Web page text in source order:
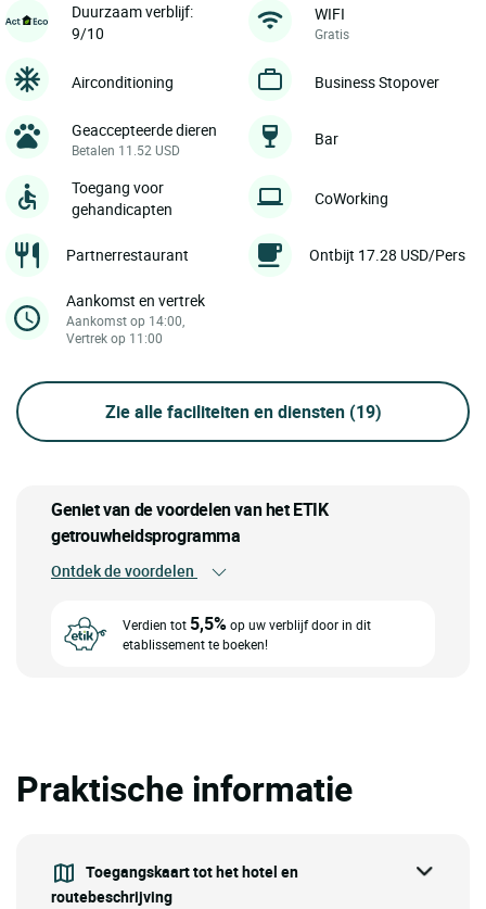
Duurzaam verblijf:
9/10
WIFI
Gratis
Airconditioning Business Stopover
Geaccepteerde dieren
Betalen 11.52 USD
Bar
Toegang voor
gehandicapten
CoWorking
Partnerrestaurant Ontbijt 17.28 USD/Pers
Aankomst en vertrek
Aankomst op 14:00,
Vertrek op 11:00
Zie alle faciliteiten en diensten (19)
Geniet van de voordelen van het ETIK
getrouwheidsprogramma
Ontdek de voordelen
Verdien tot 5,5%op uw verblijf door in dit
etablissement te boeken!
Praktische informatie
Toegangskaart tot het hotel en
routebeschrijving